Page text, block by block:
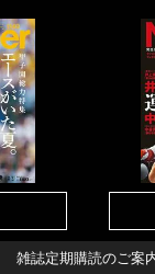
雑誌定期購読のご案